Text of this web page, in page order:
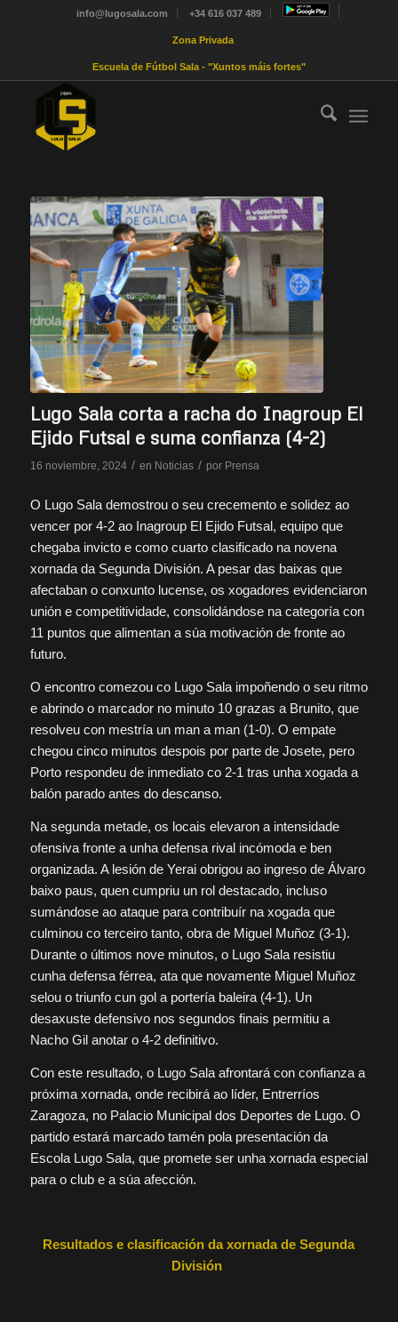
info@lugosala.com +34 616 037 489
Zona Privada
Escuela de Fútbol Sala - "Xuntos máis fortes"
Lugo Sala corta a racha do Inagroup El
Ejido Futsal e suma confianza (4-2)
16 noviembre, 2024 / en Noticias / por Prensa
O Lugo Sala demostrou o seu crecemento e solidez ao
vencer por 4-2 ao Inagroup El Ejido Futsal, equipo que
chegaba invicto e como cuarto clasificado na novena
xornada da Segunda División. A pesar das baixas que
afectaban o conxunto lucense, os xogadores evidenciaron
unión e competitividade, consolidándose na categoría con
11 puntos que alimentan a súa motivación de fronte ao
futuro.
O encontro comezou co Lugo Sala impoñendo o seu ritmo
e abrindo o marcador no minuto 10 grazas a Brunito, que
resolveu con mestría un man a man (1-0). O empate
chegou cinco minutos despois por parte de Josete, pero
Porto respondeu de inmediato co 2-1 tras unha xogada a
balón parado antes do descanso.
Na segunda metade, os locais elevaron a intensidade
ofensiva fronte a unha defensa rival incómoda e ben
organizada. A lesión de Yerai obrigou ao ingreso de Álvaro
baixo paus, quen cumpriu un rol destacado, incluso
sumándose ao ataque para contribuír na xogada que
culminou co terceiro tanto, obra de Miguel Muñoz (3-1).
Durante o últimos nove minutos, o Lugo Sala resistiu
cunha defensa férrea, ata que novamente Miguel Muñoz
selou o triunfo cun gol a portería baleira (4-1). Un
desaxuste defensivo nos segundos finais permitiu a
Nacho Gil anotar o 4-2 definitivo.
Con este resultado, o Lugo Sala afrontará con confianza a
próxima xornada, onde recibirá ao líder, Entrerríos
Zaragoza, no Palacio Municipal dos Deportes de Lugo. O
partido estará marcado tamén pola presentación da
Escola Lugo Sala, que promete ser unha xornada especial
para o club e a súa afección.
Resultados e clasificación da xornada de Segunda
División